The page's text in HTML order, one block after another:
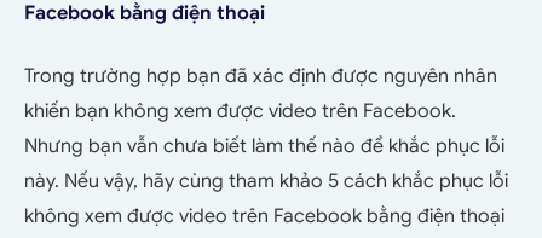
Facebook bằng điện thoại
Trong trường hợp bạn đã xác định được nguyên nhân
khiến bạn không xem được video trên Facebook.
Nhưng bạn vẫn chưa biết làm thế nào để khắc phục lỗi
này. Nếu vậy, hãy cùng tham khảo 5 cách khắc phục lỗi
không xem được video trên Facebook bằng điện thoại